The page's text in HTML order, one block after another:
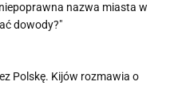
nazwa miasta w
dowody?"
Polskę. Kijów rozmawia o